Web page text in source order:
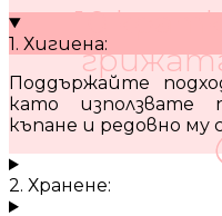
10
1. Хигиена:
Поддържайте
като използвате
къпане и редовно
2. Хранене: